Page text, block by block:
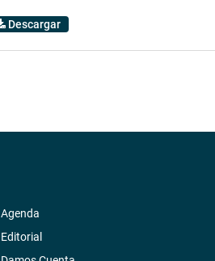
Descargar
Agenda
Editorial